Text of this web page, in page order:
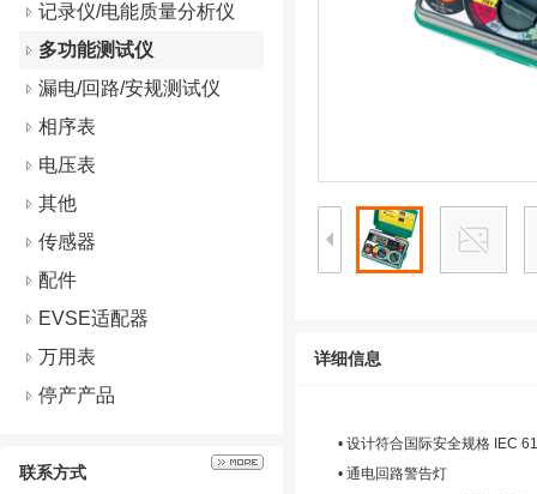
记录仪/电能质量分析仪
多功能测试仪
漏电/回路/安规测试仪
相序表
电压表
其他
传感器
配件
EVSE适配器
万用表
停产产品
联系方式
详细信息
• 设计符合国际安全规格 IEC
• 通电回路警告灯